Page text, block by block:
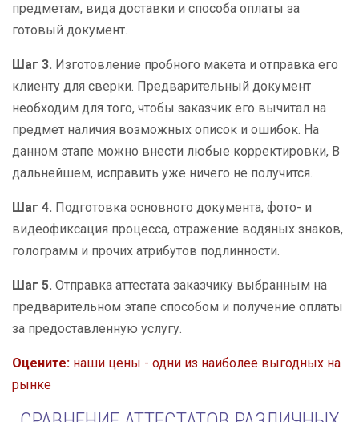
предметам, вида доставки и способа оплаты за
готовый документ.
Шаг 3. Изготовление пробного макета и отправка его
клиенту для сверки. Предварительный документ
необходим для того, чтобы заказчик его вычитал на
предмет наличия возможных описок и ошибок. На
данном этапе можно внести любые корректировки, В
дальнейшем, исправить уже ничего не получится.
Шаг 4. Подготовка основного документа, фото- и
видеофиксация процесса, отражение водяных знаков,
голограмм и прочих атрибутов подлинности.
Шаг 5. Отправка аттестата заказчику выбранным на
предварительном этапе способом и получение оплаты
за предоставленную услугу.
Оцените: наши цены - одни из наиболее выгодных на
рынке